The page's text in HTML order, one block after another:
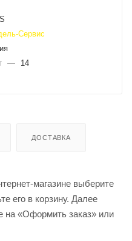
Сервис
— 14
ДОСТАВКА
магазине выберите
его в корзину. Далее
на «Оформить заказ» или